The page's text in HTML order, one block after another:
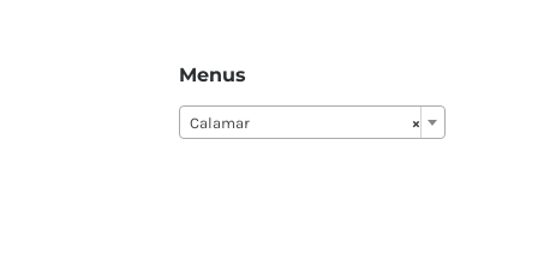
Menus
×
Calamar